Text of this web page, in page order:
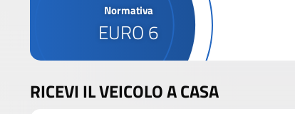
Normativa
EURO 6
RICEVI IL VEICOLO A CASA